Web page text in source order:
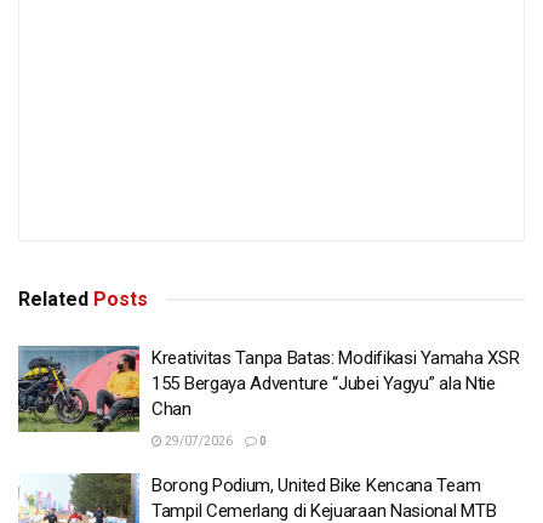
Related Posts
Kreativitas Tanpa Batas: Modifikasi Yamaha XSR
155 Bergaya Adventure “Jubei Yagyu” ala Ntie
Chan
29/07/2026 0
Borong Podium, United Bike Kencana Team
Tampil Cemerlang di Kejuaraan Nasional MTB